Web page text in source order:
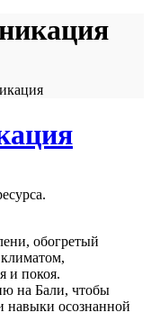
обогретый
и покоя.
на Бали, чтобы
навыки осознанной